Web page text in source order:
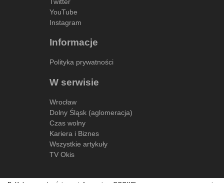
YouTube
Instagram
Informacje
Polityka prywatności
W serwisie
Wrocław
Dolny Śląsk (aglomeracja)
Czas wolny
Kariera i Biznes
Wszystkie artykuły
TV Okis